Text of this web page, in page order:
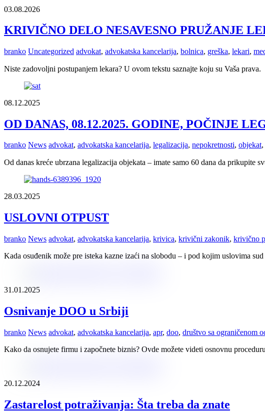
03.08.2026
KRIVIČNO DELO NESAVESNO PRUŽANJE
branko Uncategorized advokat, advokatska kancelarija, bolnica, greška, lekari,
Niste zadovoljni postupanjem lekara? U ovom tekstu saznajte koju su Vaša prava.
08.12.2025
OD DANAS, 08.12.2025. GODINE, POČINJE
branko News advokat, advokatska kancelarija, legalizacija, nepokretnosti, objekat,
Od danas kreće ubrzana legalizacija objekata – imate samo 60 dana da
28.03.2025
USLOVNI OTPUST
branko News advokat, advokatska kancelarija, krivica, krivični zakonik, krivično
Kada osuđenik može pre isteka kazne izaći na slobodu – i pod kojim uslovima
31.01.2025
Osnivanje DOO u Srbiji
branko News advokat, advokatska kancelarija, apr, doo, društvo sa ograničenom
Kako da osnujete firmu i započnete biznis? Ovde možete videti osnovnu
20.12.2024
Zastarelost potraživanja: Šta treba da znate